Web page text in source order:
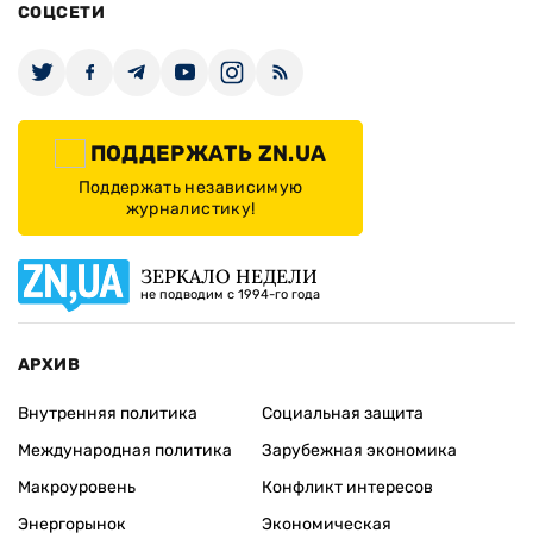
СОЦСЕТИ
ПОДДЕРЖАТЬ ZN.UA
Поддержать независимую
журналистику!
ЗЕРКАЛО НЕДЕЛИ
не подводим с 1994-го года
АРХИВ
Внутренняя политика
Международная политика
Макроуровень
Энергорынок
Социальная защита
Зарубежная экономика
Конфликт интересов
Экономическая